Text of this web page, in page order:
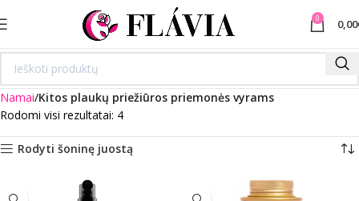
0 0,00
Namai Kitos plaukų priežiūros priemonės vyrams
Rodomi visi rezultatai: 4
Rodyti šoninę juostą